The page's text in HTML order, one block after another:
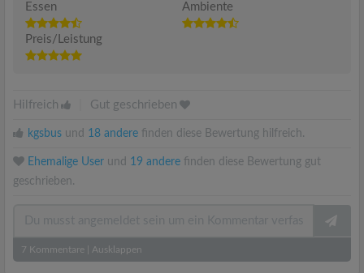
Essen Ambiente
Preis/Leistung
Hilfreich Gut geschrieben
kgsbus und 18 andere finden diese Bewertung hilfreich.
Ehemalige User und 19 andere finden diese Bewertung gut
geschrieben.
7 Kommentare Ausklappen